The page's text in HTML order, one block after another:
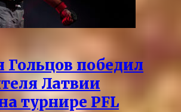
Гольцов победил
Латвии
турнире PFL